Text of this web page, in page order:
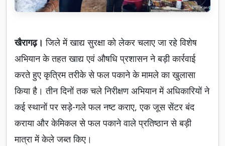
खैरागढ़।जिले में खाद्य सुरक्षा को लेकर चलाए जा रहे विशेष
अभियान के तहत खाद्य एवं औषधि प्रशासन ने बड़ी कार्रवाई
करते हुए कृत्रिम तरीके से फल पकाने के मामले का खुलासा
किया है। तीन दिनों तक चले निरीक्षण अभियान में अधिकारियों ने
कई स्थानों पर सड़े-गले फल नष्ट कराए, एक जूस सेंटर बंद
कराया और केमिकल से फल पकाने वाले प्रतिष्ठान से बड़ी
मात्रा में केले जब्त किए।